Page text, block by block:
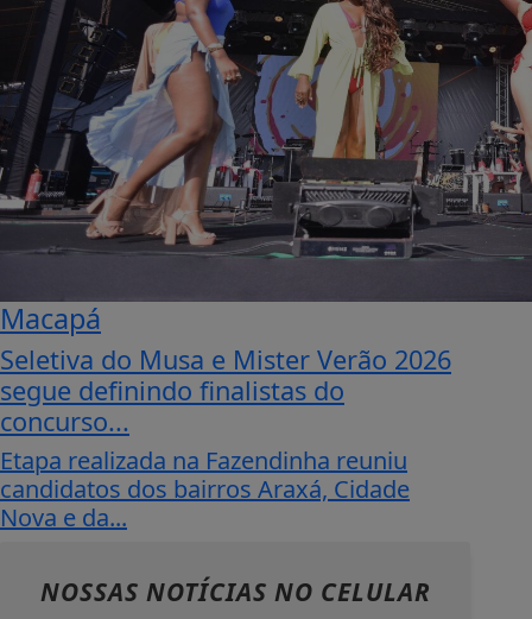
Macapá
Seletiva do Musa e Mister Verão 2026
segue definindo finalistas do
concurso...
Etapa realizada na Fazendinha reuniu
candidatos dos bairros Araxá, Cidade
Nova e da...
NOSSAS NOTÍCIAS NO CELULAR